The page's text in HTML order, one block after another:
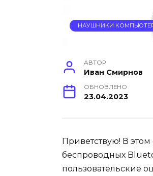
НАУШНИКИ
АВТОР
Иван Смирнов
ОБНОВЛЕНО
23.04.2023
Приветствую! В
беспроводных
пользовательские